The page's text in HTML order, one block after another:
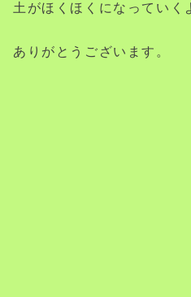
土がほくほくになっていく
ありがとうございます。